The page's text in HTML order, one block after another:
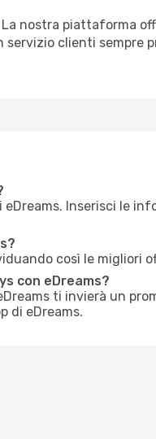
nostra piattaforma
servizio clienti sempre
Inserisci le
così le migliori
con eDreams?
ti invierà un
di eDreams.